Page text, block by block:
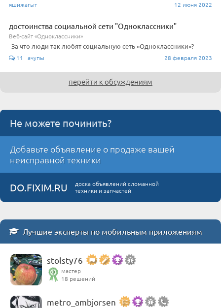
яшижагыт 12 июня 2022
достоинства социальной сети "Одноклассники"
Веб-сайт «Одноклассники»
За что люди так любят социальную сеть «Одноклассники»?
11 ачупы 28 февраля 2023
перейти к обсуждениям
Не можете починить?
Добавьте объявление о продаже вашей
неисправной техники
DO.FIXIM.RU
доска объявлений сломанной
техники и запчастей
Лучшие эксперты по мобильным приложениям
stolsty76
мастер
18 решений
metro_ambjorsen